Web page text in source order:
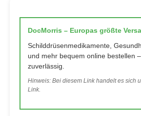
DocMorris – Europas größte
Schilddrüsenmedikamente,
und mehr bequem online bestellen
zuverlässig.
Hinweis: Bei diesem Link handelt es sich
Link.